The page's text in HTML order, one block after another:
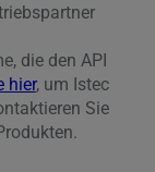
die den API
hier, um Istec
Sie